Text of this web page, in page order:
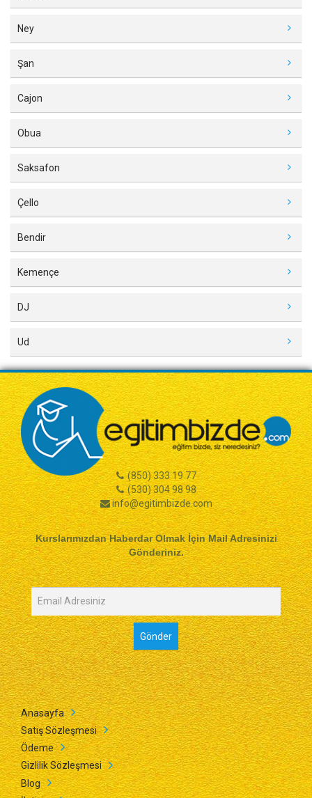
Ney
Şan
Cajon
Obua
Saksafon
Çello
Bendir
Kemençe
DJ
Ud
(850) 333 19 77
(530) 304 98 98
info@egitimbizde.com
Kurslarımızdan Haberdar Olmak İçin Mail Adresinizi
Gönderiniz.
Anasayfa
Satış Sözleşmesi
Ödeme
Gizlilik Sözleşmesi
Blog